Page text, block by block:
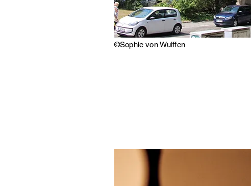
©️Sophie von Wulffen